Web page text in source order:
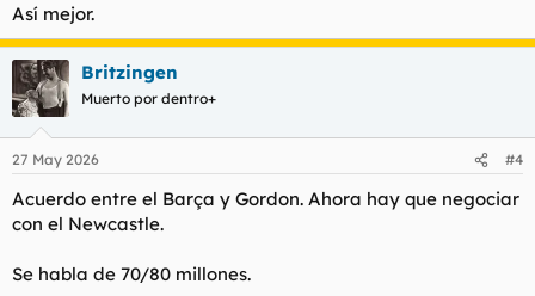
:
Así mejor.
Britzingen
Muerto por dentro+
27 May 2026 #4
Acuerdo entre el Barça y Gordon. Ahora hay que negociar
con el Newcastle.
Se habla de 70/80 millones.